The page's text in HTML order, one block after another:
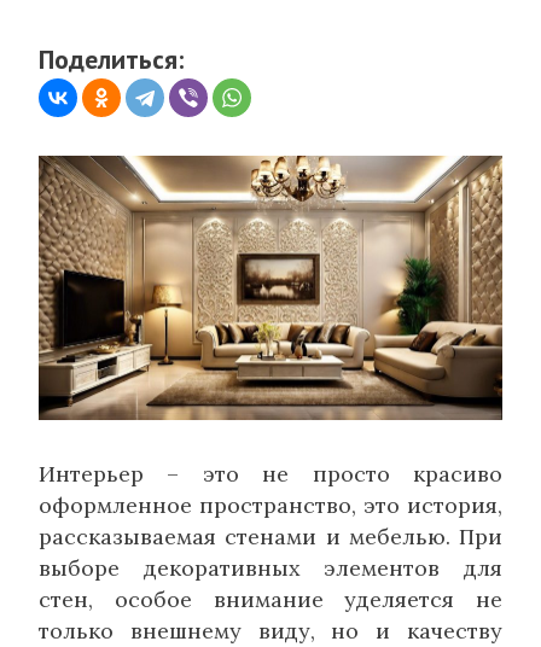
Поделиться:
Интерьер – это не просто красиво
оформленное пространство, это история,
рассказываемая стенами и мебелью. При
выборе декоративных элементов для
стен, особое внимание уделяется не
только внешнему виду, но и качеству